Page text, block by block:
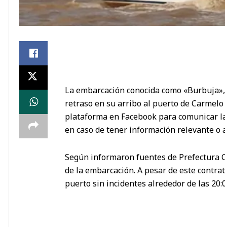
La embarcación conocida como
retraso en su arribo al puerto de
plataforma en Facebook para comunicar
en caso de tener información relevante o
Según informaron fuentes de Prefectura
de la embarcación. A pesar de este
puerto sin incidentes alrededor de las